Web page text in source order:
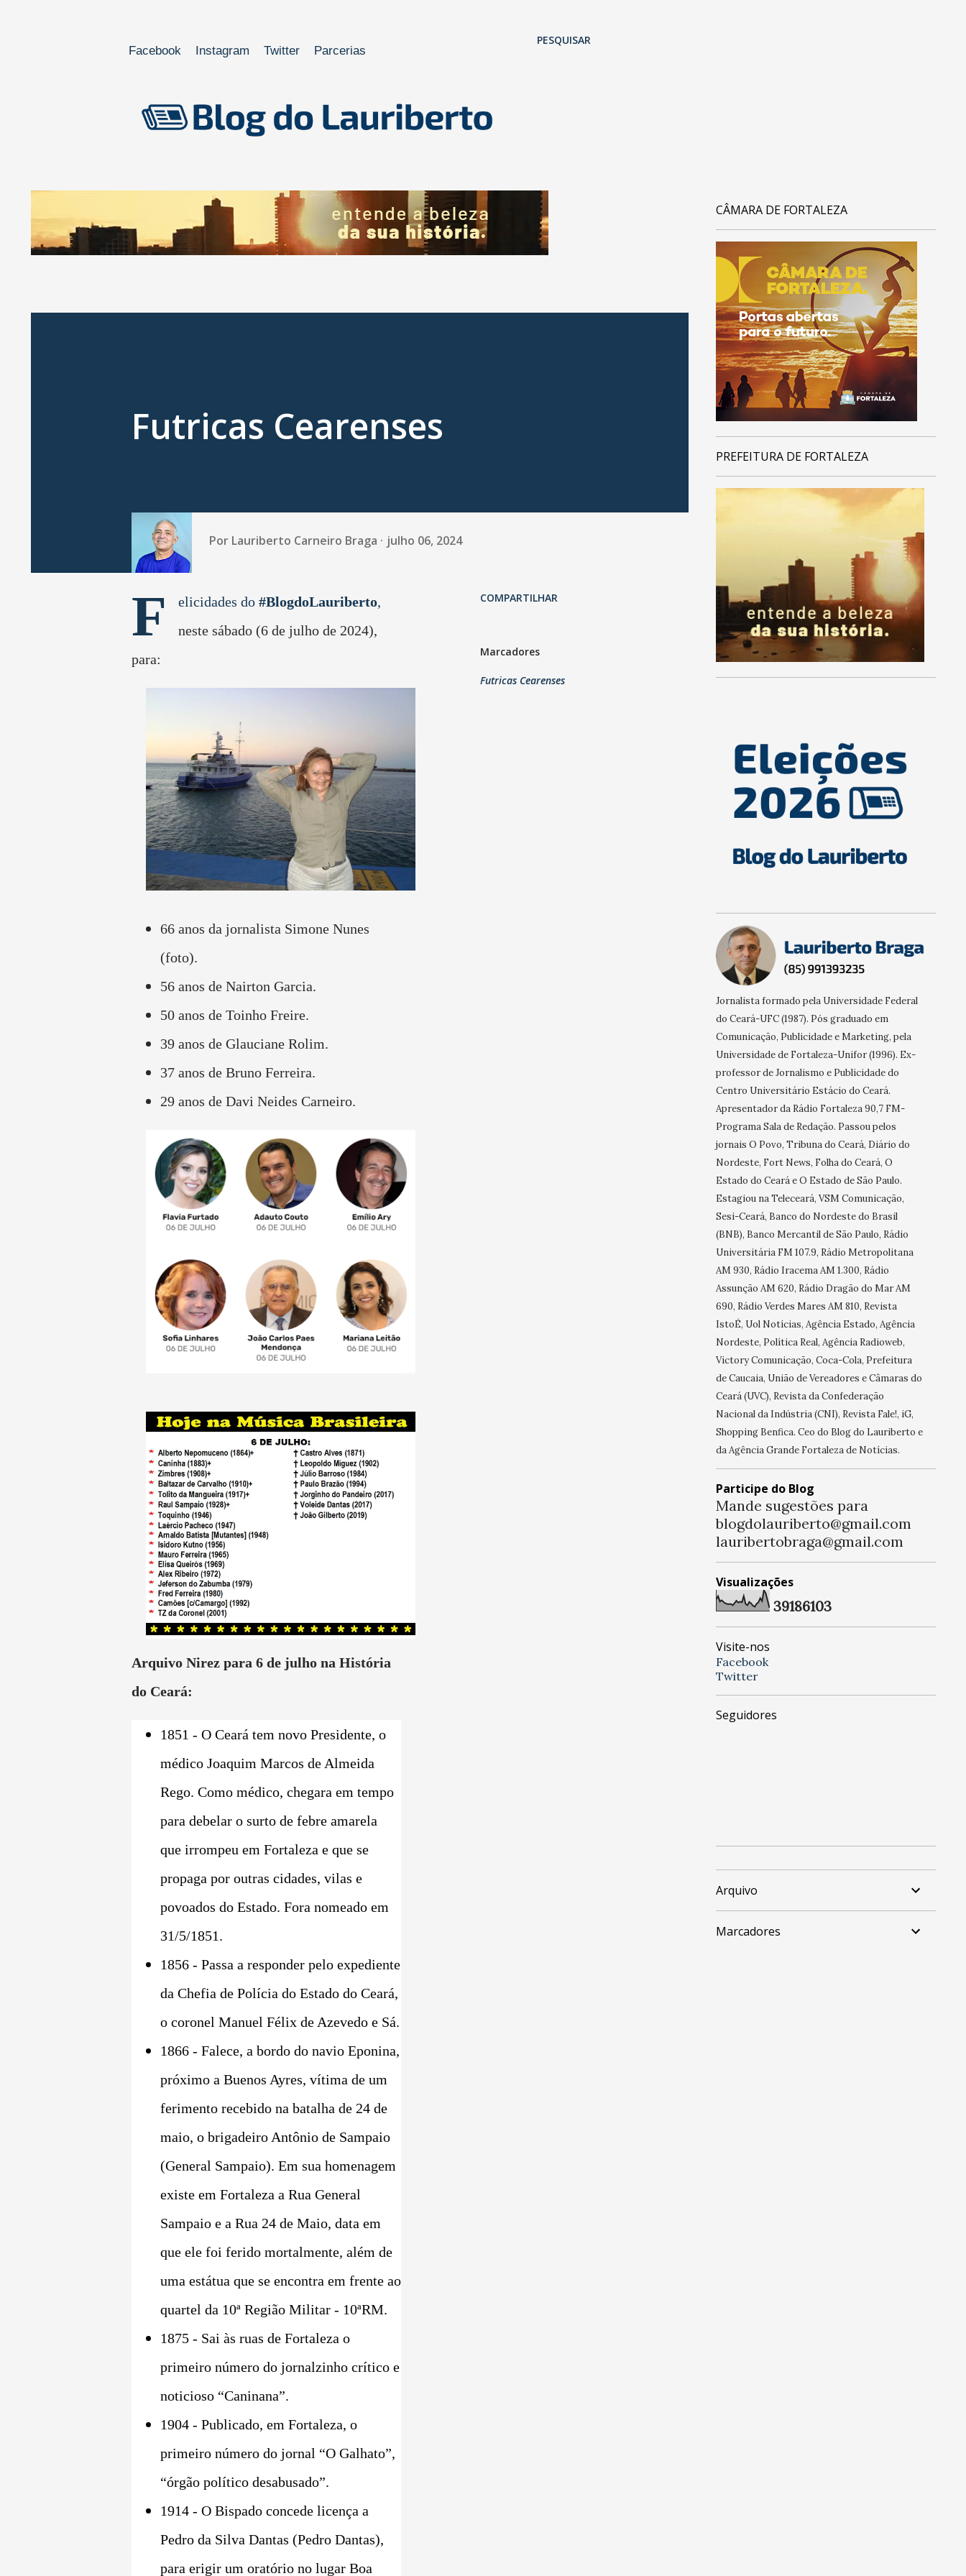
Facebook Instagram Twitter Parcerias
PESQUISAR
Futricas Cearenses
Por Lauriberto Carneiro Braga julho 06, 2024
F elicidades do #BlogdoLauriberto,
neste sábado (6 de julho de 2024),
para:
66 anos da jornalista Simone Nunes
(foto).
56 anos de Nairton Garcia.
50 anos de Toinho Freire.
39 anos de Glauciane Rolim.
37 anos de Bruno Ferreira.
29 anos de Davi Neides Carneiro.
Arquivo Nirez para 6 de julho na História
do Ceará:
1851 - O Ceará tem novo Presidente, o
médico Joaquim Marcos de Almeida
Rego. Como médico, chegara em tempo
para debelar o surto de febre amarela
que irrompeu em Fortaleza e que se
propaga por outras cidades, vilas e
povoados do Estado. Fora nomeado em
31/5/1851.
1856 - Passa a responder pelo expediente
da Chefia de Polícia do Estado do Ceará,
o coronel Manuel Félix de Azevedo e Sá.
1866 - Falece, a bordo do navio Eponina,
próximo a Buenos Ayres, vítima de um
ferimento recebido na batalha de 24 de
maio, o brigadeiro Antônio de Sampaio
(General Sampaio). Em sua homenagem
existe em Fortaleza a Rua General
Sampaio e a Rua 24 de Maio, data em
que ele foi ferido mortalmente, além de
uma estátua que se encontra em frente ao
quartel da 10ª Região Militar - 10ªRM.
1875 - Sai às ruas de Fortaleza o
primeiro número do jornalzinho crítico e
noticioso “Caninana”.
1904 - Publicado, em Fortaleza, o
primeiro número do jornal “O Galhato”,
“órgão político desabusado”.
1914 - O Bispado concede licença a
Pedro da Silva Dantas (Pedro Dantas),
para erigir um oratório no lugar Boa
COMPARTILHAR
Marcadores
Futricas Cearenses
CÂMARA DE FORTALEZA
PREFEITURA DE FORTALEZA
Jornalista formado pela Universidade Federal
do Ceará-UFC (1987). Pós graduado em
Comunicação, Publicidade e Marketing, pela
Universidade de Fortaleza-Unifor (1996). Ex-
professor de Jornalismo e Publicidade do
Centro Universitário Estácio do Ceará.
Apresentador da Rádio Fortaleza 90,7 FM-
Programa Sala de Redação. Passou pelos
jornais O Povo, Tribuna do Ceará, Diário do
Nordeste, Fort News, Folha do Ceará, O
Estado do Ceará e O Estado de São Paulo.
Estagiou na Teleceará, VSM Comunicação,
Sesi-Ceará, Banco do Nordeste do Brasil
(BNB), Banco Mercantil de São Paulo, Rádio
Universitária FM 107.9, Rádio Metropolitana
AM 930, Rádio Iracema AM 1.300, Rádio
Assunção AM 620, Rádio Dragão do Mar AM
690, Rádio Verdes Mares AM 810, Revista
IstoÉ, Uol Notícias, Agência Estado, Agência
Nordeste, Política Real, Agência Radioweb,
Victory Comunicação, Coca-Cola, Prefeitura
de Caucaia, União de Vereadores e Câmaras do
Ceará (UVC), Revista da Confederação
Nacional da Indústria (CNI), Revista Fale!, iG,
Shopping Benfica. Ceo do Blog do Lauriberto e
da Agência Grande Fortaleza de Notícias.
Participe do Blog
Mande sugestões para
blogdolauriberto@gmail.com
lauribertobraga@gmail.com
Visualizações
39186103
Visite-nos
Facebook
Twitter
Seguidores
Arquivo
Marcadores